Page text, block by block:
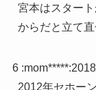
宮本はスター
からだと立て
6 :mom*****:
2012年セホー